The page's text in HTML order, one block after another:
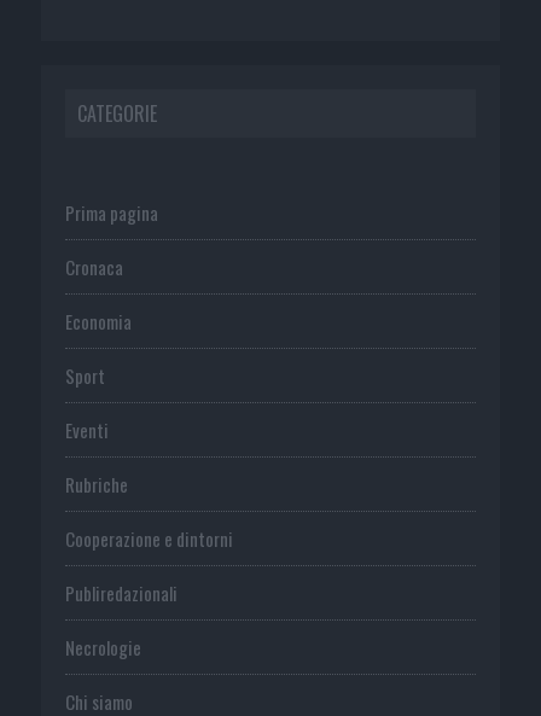
CATEGORIE
Prima pagina
Cronaca
Economia
Sport
Eventi
Rubriche
Cooperazione e dintorni
Publiredazionali
Necrologie
Chi siamo